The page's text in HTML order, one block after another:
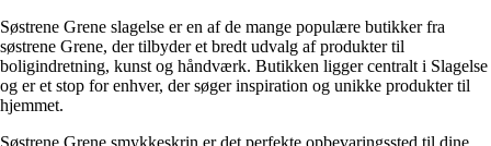
Søstrene Grene slagelse er en af de mange populære butikker fra
søstrene Grene, der tilbyder et bredt udvalg af produkter til
boligindretning, kunst og håndværk. Butikken ligger centralt i Slagelse
og er et stop for enhver, der søger inspiration og unikke produkter til
hjemmet.
Søstrene Grene smykkeskrin er det perfekte opbevaringssted til dine